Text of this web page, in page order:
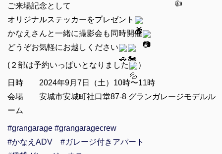
ご来場記念として
オリジナルステッカーをプレゼント
かなえさんと一緒に撮影会も同時開催
どうぞお気軽にお越しください
(２部は予約いっぱいとなりました ）
日時 2024年9月7日（土）10時〜11時
会場 安城市安城町社口堂87-8 グランガレージモデルル
ーム
#grangarage #grangaragecrew
#かなえADV
#ガレージ付きアパート